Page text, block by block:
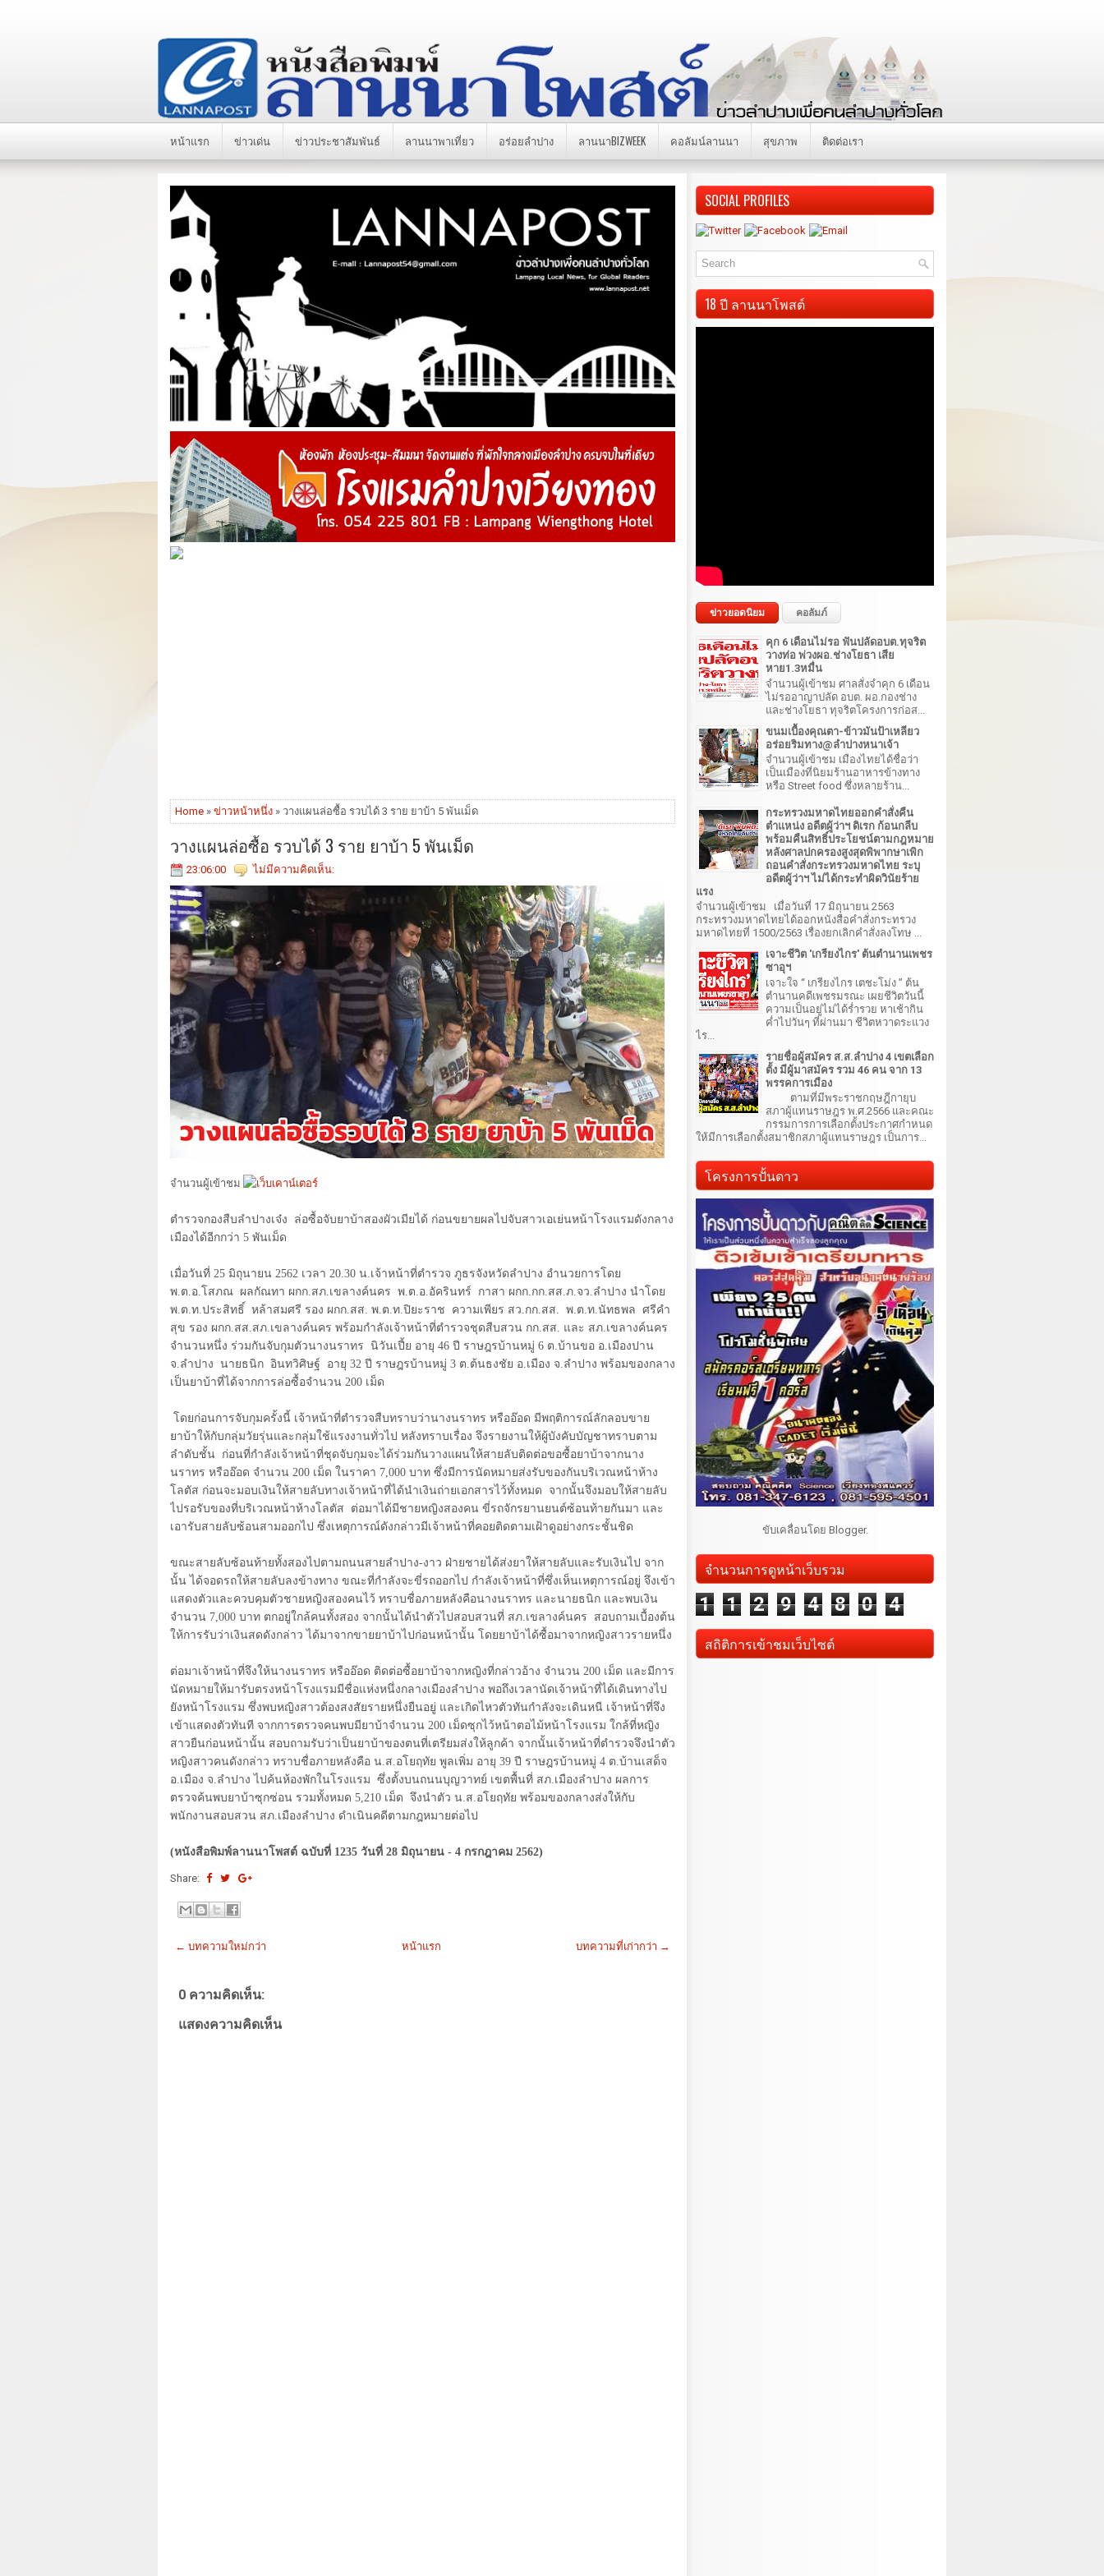
หน้าแรก ข่าวเด่น ข่าวประชาสัมพันธ์ ลานนาพาเที่ยว อร่อยลำปาง ลานนาBIZWEEK คอลัมน์ลานนา สุขภาพ ติดต่อเรา
Home » ข่าวหน้าหนึ่ง » วางแผนล่อซื้อ รวบได้ 3 ราย ยาบ้า 5 พันเม็ด
วางแผนล่อซื้อ รวบได้ 3 ราย ยาบ้า 5 พันเม็ด
23:06:00 ไม่มีความคิดเห็น:
จำนวนผู้เข้าชม
ตำรวจกองสืบลำปางเจ๋ง
ล่อซื้อจับยาบ้าสองผัวเมียได้ ก่อนขยายผลไปจับสาวเอเย่นหน้าโรงแรมดังกลาง
เมืองได้อีกกว่า 5 พันเม็ด
เมื่อวันที่ 25 มิถุนายน 2562 เวลา 20.30 น.เจ้าหน้าที่ตำรวจ ภูธรจังหวัดลำปาง อำนวยการโดย
พ.ต.อ.โสภณ ผลกัณทา ผกก.สภ.เขลางค์นคร พ.ต.อ.อัครินทร์
กาสา ผกก.กก.สส.ภ.จว.ลำปาง นำโดย
พ.ต.ท.ประสิทธิ์ หล้าสมศรี รอง ผกก.สส. พ.ต.ท.ปิยะราช ความเพียร สว.กก.สส. พ.ต.ท.นัทธพล ศรีคำ
สุข รอง ผกก.สส.สภ.เขลางค์นคร พร้อมกำลังเจ้าหน้าที่ตำรวจชุดสืบสวน กก.สส. และ สภ.เขลางค์นคร
จำนวนหนึ่ง ร่วมกันจับกุมตัวนางนราทร นิวันเปี้ย อายุ 46 ปี ราษฎรบ้านหมู่ 6 ต.บ้านขอ อ.เมืองปาน
จ.ลำปาง นายธนิก อินทวิศิษฐ์
อายุ 32 ปี ราษฎรบ้านหมู่ 3 ต.ต้นธงชัย อ.เมือง จ.ลำปาง พร้อมของกลาง
เป็นยาบ้าที่ได้จากการล่อซื้อจำนวน 200 เม็ด
โดยก่อนการจับกุมครั้งนี้ เจ้าหน้าที่ตำรวจสืบทราบว่านางนราทร หรืออ๊อด มีพฤติการณ์ลักลอบขาย
ยาบ้าให้กับกลุ่มวัยรุ่นและกลุ่มใช้แรงงานทั่วไป หลังทราบเรื่อง จึงรายงานให้ผู้บังคับบัญชาทราบตาม
ลำดับชั้น
ก่อนที่กำลังเจ้าหน้าที่ชุดจับกุมจะได้ร่วมกันวางแผนให้สายลับติดต่อขอซื้อยาบ้าจากนาง
นราทร หรืออ๊อด จำนวน 200 เม็ด ในราคา 7,000 บาท ซึ่งมีการนัดหมายส่งรับของกันบริเวณหน้าห้าง
โลตัส ก่อนจะมอบเงินให้สายลับทางเจ้าหน้าที่ได้นำเงินถ่ายเอกสารไว้ทั้งหมด
จากนั้นจึงมอบให้สายลับ
ไปรอรับของที่บริเวณหน้าห้างโลตัส
ต่อมาได้มีชายหญิงสองคน ขี่รถจักรยานยนต์ซ้อนท้ายกันมา และ
เอารับสายลับซ้อนสามออกไป ซึ่งเหตุการณ์ดังกล่าวมีเจ้าหน้าที่คอยติดตามเฝ้าดูอย่างกระชั้นชิด
ขณะสายลับซ้อนท้ายทั้งสองไปตามถนนสายลำปาง-งาว ฝ่ายชายได้ส่งยาให้สายลับและรับเงินไป จาก
นั้น ได้จอดรถให้สายลับลงข้างทาง ขณะที่กำลังจะขี่รถออกไป กำลังเจ้าหน้าที่ซึ่งเห็นเหตุการณ์อยู่ จึงเข้า
แสดงตัวและควบคุมตัวชายหญิงสองคนไว้ ทราบชื่อภายหลังคือนางนราทร และนายธนิก และพบเงิน
จำนวน 7,000 บาท ตกอยู่ใกล้คนทั้งสอง จากนั้นได้นำตัวไปสอบสวนที่ สภ.เขลางค์นคร
สอบถามเบื้องต้น
ให้การรับว่าเงินสดดังกล่าว ได้มาจากขายยาบ้าไปก่อนหน้านั้น โดยยาบ้าได้ซื้อมาจากหญิงสาวรายหนึ่ง
ต่อมาเจ้าหน้าที่จึงให้นางนราทร หรืออ๊อด ติดต่อซื้อยาบ้าจากหญิงที่กล่าวอ้าง จำนวน 200 เม็ด และมีการ
นัดหมายให้มารับตรงหน้าโรงแรมมีชื่อแห่งหนึ่งกลางเมืองลำปาง พอถึงเวลานัดเจ้าหน้าที่ได้เดินทางไป
ยังหน้าโรงแรม ซึ่งพบหญิงสาวต้องสงสัยรายหนึ่งยืนอยู่ และเกิดไหวตัวทันกำลังจะเดินหนี เจ้าหน้าที่จึง
เข้าแสดงตัวทันที จากการตรวจคนพบมียาบ้าจำนวน 200 เม็ดซุกไว้หน้าตอไม้หน้าโรงแรม ใกล้ที่หญิง
สาวยืนก่อนหน้านั้น สอบถามรับว่าเป็นยาบ้าของตนที่เตรียมส่งให้ลูกค้า จากนั้นเจ้าหน้าที่ตำรวจจึงนำตัว
หญิงสาวคนดังกล่าว ทราบชื่อภายหลังคือ น.ส.อโยฤทัย พูลเพิ่ม อายุ 39 ปี ราษฎรบ้านหมู่ 4 ต.บ้านเสด็จ
อ.เมือง จ.ลำปาง ไปค้นห้องพักในโรงแรม ซึ่งตั้งบนถนนบุญวาทย์ เขตพื้นที่ สภ.เมืองลำปาง ผลการ
ตรวจค้นพบยาบ้าซุกซ่อน รวมทั้งหมด 5,210 เม็ด จึงนำตัว น.ส.อโยฤทัย พร้อมของกลางส่งให้กับ
พนักงานสอบสวน สภ.เมืองลำปาง ดำเนินคดีตามกฎหมายต่อไป
(หนังสือพิมพ์ลานนาโพสต์ ฉบับที่ 1235 วันที่ 28 มิถุนายน - 4 กรกฎาคม 2562)
Share:
← บทความใหม่กว่า บทความที่เก่ากว่า →
หน้าแรก
0 ความคิดเห็น:
แสดงความคิดเห็น
SOCIAL PROFILES
18 ปี ลานนาโพสต์
ข่าวยอดนิยม คอลัมภ์
คุก 6 เดือนไม่รอ ฟันปลัดอบต.ทุจริต
วางท่อ พ่วงผอ.ช่างโยธา เสีย
หาย1.3หมื่น
จำนวนผู้เข้าชม ศาลสั่งจำคุก 6 เดือน
ไม่รออาญาปลัด อบต. ผอ.กองช่าง
และช่างโยธา ทุจริตโครงการก่อส...
ขนมเบื้องคุณตา-ข้าวมันป้าเหลียว
อร่อยริมทาง@ลำปางหนาเจ้า
จำนวนผู้เข้าชม เมืองไทยได้ชื่อว่า
เป็นเมืองที่นิยมร้านอาหารข้างทาง
หรือ Street food ซึ่งหลายร้าน...
กระทรวงมหาดไทยออกคำสั่งคืน
ตำแหน่ง อดีตผู้ว่าฯ ดิเรก ก้อนกลีบ
พร้อมคืนสิทธิ์ประโยชน์ตามกฎหมาย
หลังศาลปกครองสูงสุดพิพากษาเพิก
ถอนคำสั่งกระทรวงมหาดไทย ระบุ
อดีตผู้ว่าฯ ไม่ได้กระทำผิดวินัยร้าย
แรง
จำนวนผู้เข้าชม เมื่อวันที่ 17 มิถุนายน 2563
กระทรวงมหาดไทยได้ออกหนังสือคำสั่งกระทรวง
มหาดไทยที่ 1500/2563 เรื่องยกเลิกคำสั่งลงโทษ ...
เจาะชีวิต 'เกรียงไกร' ต้นตำนานเพชร
ซาอุฯ
เจาะใจ “ เกรียงไกร เตชะโม่ง ” ต้น
ตำนานคดีเพชรมรณะ เผยชีวิตวันนี้
ความเป็นอยู่ไม่ได้ร่ำรวย หาเช้ากิน
ค่ำไปวันๆ ที่ผ่านมา ชีวิตหวาดระแวง
ไร...
รายชื่อผู้สมัคร ส.ส.ลำปาง 4 เขตเลือก
ตั้ง มีผู้มาสมัคร รวม 46 คน จาก 13
พรรคการเมือง
ตามที่มีพระราชกฤษฎีกายุบ
สภาผู้แทนราษฎร พ.ศ.2566 และคณะ
กรรมการการเลือกตั้งประกาศกำหนด
ให้มีการเลือกตั้งสมาชิกสภาผู้แทนราษฎร เป็นการ...
โครงการปั้นดาว
ขับเคลื่อนโดย Blogger.
จำนวนการดูหน้าเว็บรวม
1 1 2 9 4 8 0 4
สถิติการเข้าชมเว็บไซต์